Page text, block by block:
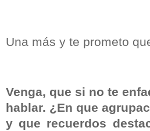
Una más y te prometo
Venga, que si no te
hablar. ¿En que
y que recuerdos